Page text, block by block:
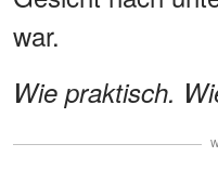
war.
Wie praktisch.